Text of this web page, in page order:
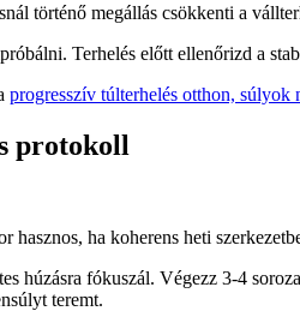
történő megállás csökkenti a
Terhelés előtt ellenőrizd a
progresszív túlterhelés otthon, súlyok
protokoll
hasznos, ha koherens heti
húzásra fókuszál. Végezz 3-4
teremt.